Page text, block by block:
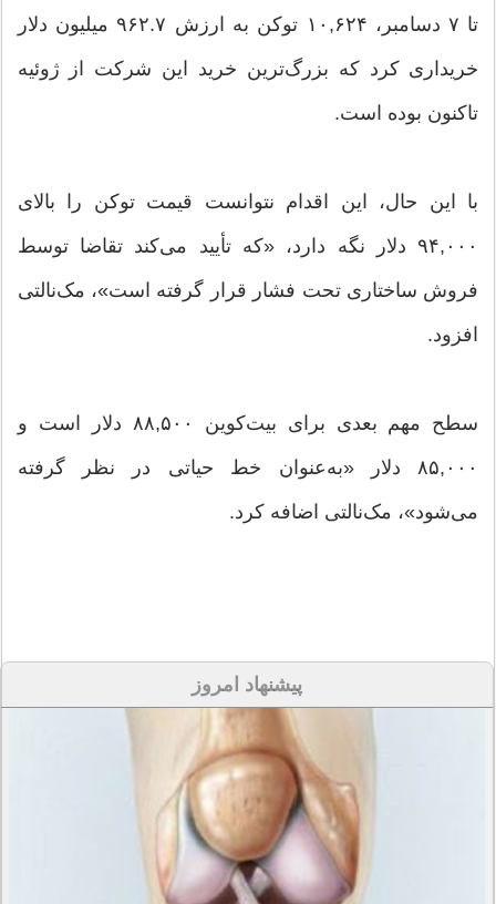
تا ۷ دسامبر، ۱۰,۶۲۴ توکن به ارزش ۹۶۲.۷ میلیون دلار
خریداری کرد که بزرگ‌ترین خرید این شرکت از ژوئیه
تاکنون بوده است.
با این حال، این اقدام نتوانست قیمت توکن را بالای
۹۴,۰۰۰ دلار نگه دارد، «که تأیید می‌کند تقاضا توسط
فروش ساختاری تحت فشار قرار گرفته است»، مک‌نالتی
افزود.
سطح مهم بعدی برای بیت‌کوین ۸۸,۵۰۰ دلار است و
۸۵,۰۰۰ دلار «به‌عنوان خط حیاتی در نظر گرفته
می‌شود»، مک‌نالتی اضافه کرد.
پیشنهاد امروز